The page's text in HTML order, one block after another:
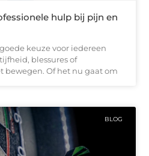
hulp bij pijn en
keuze voor iedereen
blessures of
bewegen. Of het nu gaat om
BLOG